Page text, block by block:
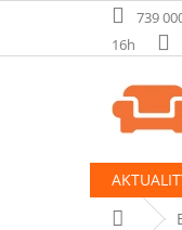
obsah
739
16h
Domů